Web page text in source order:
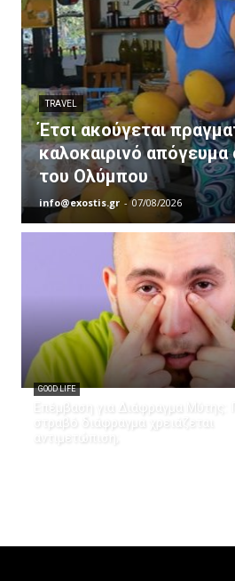
TRAVEL
Έτσι ακούγεται
καλοκαιρινό
του Ολύμπου
info@exostis.gr - 07/08/2026
GOOD LIFE
Επέμβαση για Διάφραγμα Μύτης:
στραβό διάφραγμα χρειάζεται
αντιμετώπιση;